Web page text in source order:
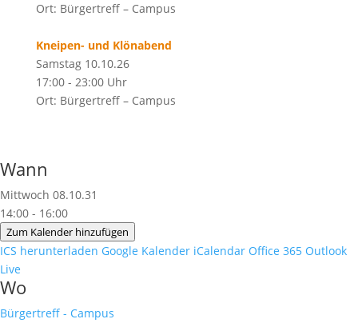
Ort: Bürgertreff – Campus
Kneipen- und Klönabend
Samstag 10.10.26
17:00 - 23:00 Uhr
Ort: Bürgertreff – Campus
Wann
Mittwoch 08.10.31
14:00 - 16:00
Zum Kalender hinzufügen
ICS herunterladen Google Kalender iCalendar Office 365 Outlook
Live
Wo
Bürgertreff - Campus